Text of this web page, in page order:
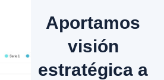
Aportamos
visión
estratégica a